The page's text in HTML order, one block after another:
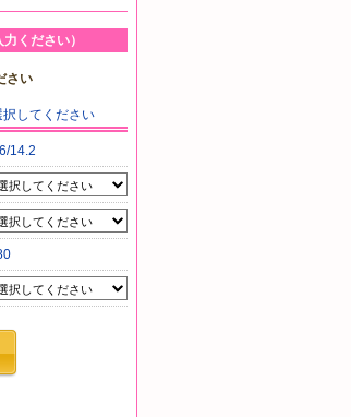
ください）
さい
してください
14.2